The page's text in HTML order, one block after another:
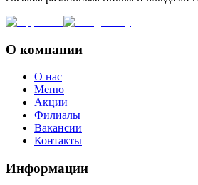
О компании
О нас
Меню
Акции
Филиалы
Вакансии
Контакты
Информации